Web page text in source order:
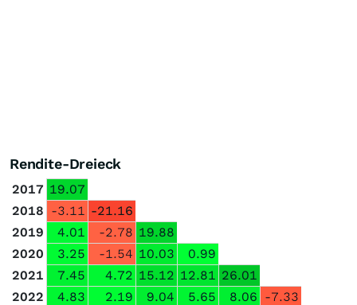
Rendite-Dreieck
2017 19.07
2018 -3.11 -21.16
2019
4.01 -2.78 19.88
2020
3.25 -1.54 10.03
0.99
2021
7.45 4.72 15.12 12.81 26.01
2022
4.83 2.19 9.04 5.65 8.06 -7.33